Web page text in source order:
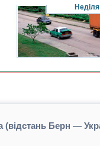
Неділя
(відстань Берн —